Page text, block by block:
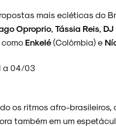
mais ecléticas do
Oproprio Tássia Reis DJ
Enkelé(Colômbia) e
a 04/03
os ritmos afro-
também em um